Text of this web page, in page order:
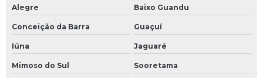
Alegre Baixo Guandu
Conceição da Barra Guaçuí
Iúna Jaguaré
Mimoso do Sul Sooretama